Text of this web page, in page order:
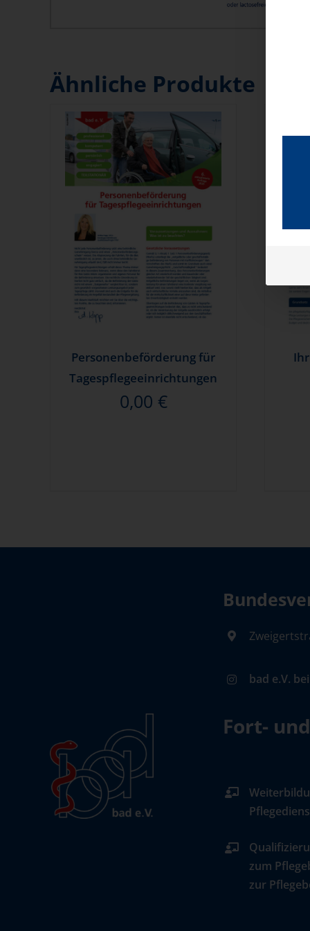
Ähnliche Produkte
Personenbeförderung für
Tagespflegeeinrichtungen
0,00 €
bad e.V.
Fort-
zum
zur